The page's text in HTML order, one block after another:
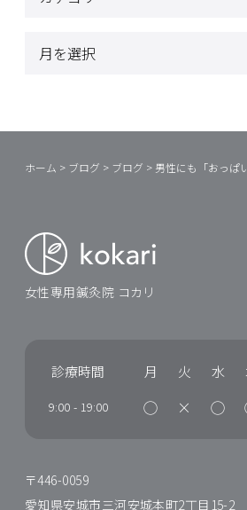
ホーム > ブログ > ブログ > 男性にも「おっぱ
女性専用鍼灸院 コカリ
診療時間 月 火 水
9:00 - 19:00 ◯ × ◯
〒446-0059
愛知県安城市三河安城本町2丁目15-2